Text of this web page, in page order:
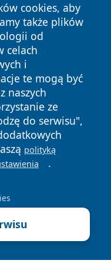
cookies, aby
także plików
od
celach
i
te mogą być
naszych
ze
do serwisu",
polityką
.
prawa
Polityka